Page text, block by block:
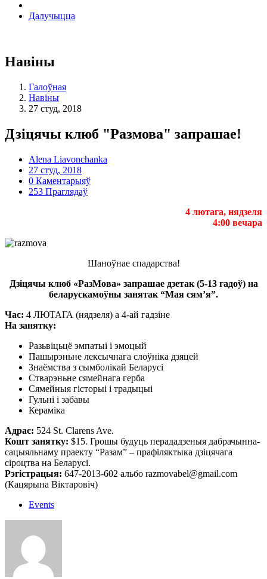
Далучыцца
Навіны
Галоўная
Навіны
27 студ, 2018
Дзіцячы клюб "Размова" запрашае!
Alena Liavonchanka
27 студ, 2018
0 Каментарыяў
253 Праглядаў
4 лютага, нядзеля
4:00 вечара
Шаноўнае спадарства!
Дзіцячы клюб «РазMова» запрашае дзетак (5-13 гадоў) на
беларускамоўны занятак “Мая сям’я”.
Час: 4 ЛЮТАГА (нядзеля) а 4-ай гадзіне
На занятку:
Разьвіцьцё эмпатыі і эмоцый
Пашырэньне лексычнага слоўніка дзяцей
Знаёмства з сымболікай Беларусі
Стварэньне сямейнага герба
Сямейныя гісторыі і традыцыі
Гульні і забавы
Кераміка
Адрас: 524 St. Clarens Ave.
Кошт занятку: $15. Грошы будуць перададзеныя дабрачынна-
сацыяльнаму праекту “Разам” – прафіляктыка дзіцячага
сіроцтва на Беларусі.
Рэгістрацыя: 647-2013-602 альбо razmovabel@gmail.com
(Кацярына Віктаровіч)
Events